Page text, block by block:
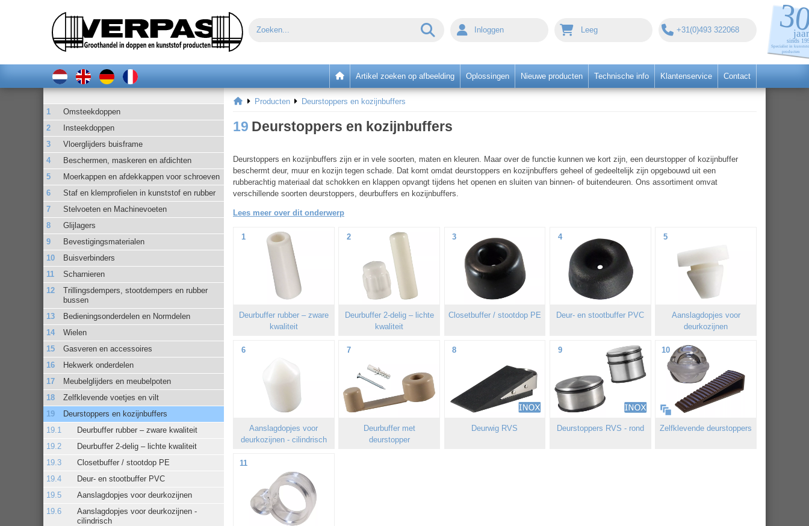
Inloggen Leeg +31(0)493 322068
Artikel zoeken op afbeelding Oplossingen Nieuwe producten Technische info Klantenservice Contact
Omsteekdoppen
Insteekdoppen
Vloerglijders buisframe
Beschermen, maskeren en afdichten
Moerkappen en afdekkappen voor schroeven
Staf en klemprofielen in kunststof en rubber
Stelvoeten en Machinevoeten
Glijlagers
Bevestigingsmaterialen
Buisverbinders
Scharnieren
Trillingsdempers, stootdempers en rubber
bussen
Bedieningsonderdelen en Normdelen
Wielen
Gasveren en accessoires
Hekwerk onderdelen
Meubelglijders en meubelpoten
Zelfklevende voetjes en vilt
Deurstoppers en kozijnbuffers
Deurbuffer rubber – zware kwaliteit
Deurbuffer 2-delig – lichte kwaliteit
Closetbuffer / stootdop PE
Deur- en stootbuffer PVC
Aanslagdopjes voor deurkozijnen
Aanslagdopjes voor deurkozijnen -
cilindrisch
Producten Deurstoppers en kozijnbuffers
19 Deurstoppers en kozijnbuffers
Deurstoppers en kozijnbuffers zijn er in vele soorten, maten en kleuren. Maar over de functie kunnen we kort zijn, een deurstopper of kozijnbuffer
beschermt deur, muur en kozijn tegen schade. Dat komt omdat deurstoppers en kozijnbuffers geheel of gedeeltelijk zijn opgebouwd uit een
rubberachtig materiaal dat schokken en klappen opvangt tijdens het openen en sluiten van binnen- of buitendeuren. Ons assortiment omvat
verschillende soorten deurstoppers, deurbuffers en kozijnbuffers.
Lees meer over dit onderwerp
1
Deurbuffer rubber – zware
kwaliteit
2
Deurbuffer 2-delig – lichte
kwaliteit
3
Closetbuffer / stootdop PE
4
Deur- en stootbuffer PVC
5
Aanslagdopjes voor
deurkozijnen
6
Aanslagdopjes voor
deurkozijnen - cilindrisch
7
Deurbuffer met
deurstopper
8
Deurwig RVS
9
Deurstoppers RVS - rond
10
Zelfklevende deurstoppers
11